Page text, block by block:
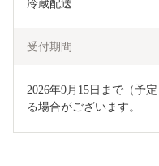
冷蔵配送
受付期間
2026年9月15日まで（予
る場合がございます。